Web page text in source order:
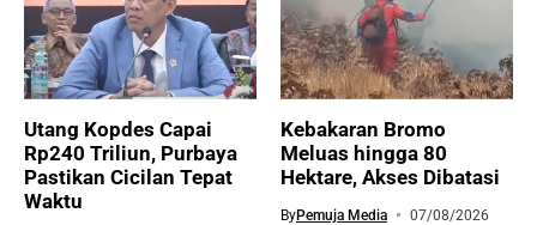
Utang Kopdes Capai
Rp240 Triliun, Purbaya
Pastikan Cicilan Tepat
Waktu
Kebakaran Bromo
Meluas hingga 80
Hektare, Akses Dibatasi
ByPemuja Media 07/08/2026